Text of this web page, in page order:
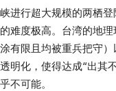
进行超大规模的两栖
难度极高。台湾的地
有限且均被重兵把守
明化，使得达成“出其
不可能。